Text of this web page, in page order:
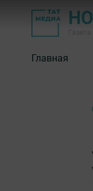
Главная